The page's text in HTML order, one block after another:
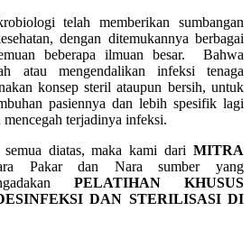
telah memberikan sumbangan
dengan ditemukannya berbagai
beberapa ilmuan besar. Bahwa
atau mengendalikan infeksi tenaga
konsep steril ataupun bersih, untuk
pasiennya dan lebih spesifik lagi
terjadinya infeksi.
diatas, maka kami dari MITRA
Pakar dan Nara sumber yang
PELATIHAN KHUSUS
DAN STERILISASI DI